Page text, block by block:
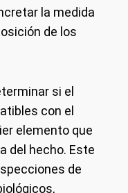
la medida
de los
si el
con el
elemento que
del hecho. Este
de